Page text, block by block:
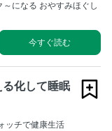
になる おやすみほぐし
今すぐ読む
化して睡眠
ッチで健康生活